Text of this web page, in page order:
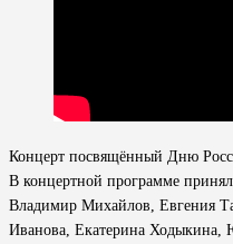
Концерт посвящённый Дню
В концертной программе
Владимир Михайлов, Евгения
Иванова, Екатерина Ходыкина,